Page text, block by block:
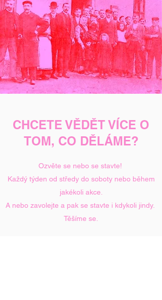
CHCETE VĚDĚT VÍCE O
TOM, CO DĚLÁME?
Ozvěte se nebo se stavte!
Každý týden od středy do soboty nebo během
jakékoli akce.
A nebo zavolejte a pak se stavte i kdykoli jindy.
Těšíme se.